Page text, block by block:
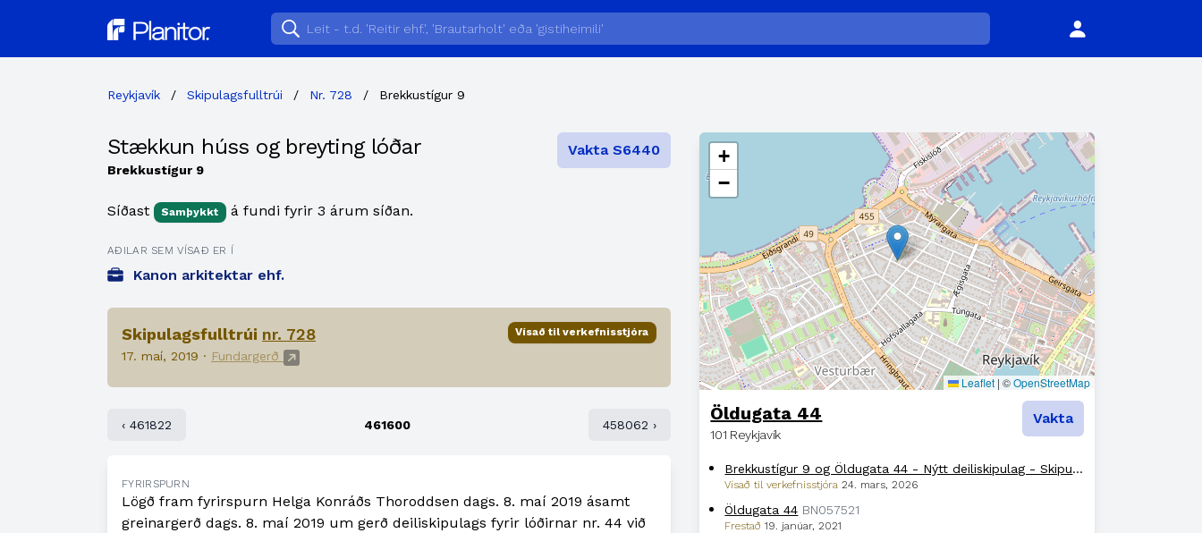
Planitor
Reykjavík / Skipulagsfulltrúi / Nr. 728 / Brekkustígur 9
Stækkun húss og breyting lóðar
Brekkustígur 9
Vakta S6440
Síðast Samþykkt á fundi fyrir 3 árum síðan.
AÐILAR SEM VÍSAÐ ER Í
Kanon arkitektar ehf.
Skipulagsfulltrúi nr. 728
17. maí, 2019 · Fundargerð
Vísað til verkefnisstjóra
‹ 461822 461600 458062 ›
FYRIRSPURN
Lögð fram fyrirspurn Helga Konráðs Thoroddsen dags. 8. maí 2019 ásamt
greinargerð dags. 8. maí 2019 um gerð deiliskipulags fyrir lóðirnar nr. 44 við
+
−
Leaflet | ©OpenStreetMap
Öldugata 44
101 Reykjavík
Vakta
Brekkustígur 9 og Öldugata 44 - Nýtt deiliskipulag - Skipulagslýsing
Vísað til verkefnisstjóra24. mars, 2026
Öldugata 44 BN057521
Frestað19. janúar, 2021